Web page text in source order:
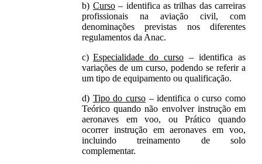
Curso– identifica as trilhas das carreiras
profissionais na aviação civil, com
denominações previstas nos diferentes
regulamentos da Anac.
Especialidade do curso– identifica as
variações de um curso, podendo se referir a
um tipo de equipamento ou qualificação.
Tipo do curso – identifica o curso como
Teórico quando não envolver instrução em
aeronaves em voo, ou Prático quando
ocorrer instrução em aeronaves em voo,
incluindo treinamento de solo
complementar.